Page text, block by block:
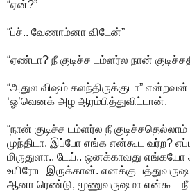
“ஏன்?”
“ப்ச்.. வேணாம்னா விடேன்”
“ஏண்டா? நீ குடிச்ச டம்ளர்ல நான்
“அதுல விஷம் கலந்திருக்குடா” என்றவன்
‘ஓ’வெனக் அழ ஆரம்பித்துவிட்டான்.
“நான் குடிச்ச டம்ளர்ல நீ
முந்திடா. இப்போ எங்க என்கூட வர்ற?
மிருதுளா.. டேய்.. ஒனக்காவது
உயிரோட இருக்கான். எனக்கு
ஆனா ரெண்டு, மூணுவருஷமா என்கூட நீ